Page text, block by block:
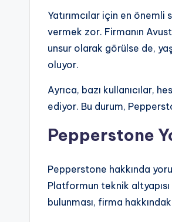
Yatırımcılar için en
vermek zor. Firmanın
unsur olarak görülse de,
oluyor.
Ayrıca, bazı kullanıcılar,
ediyor. Bu durum,
Pepperstone
Pepperstone hakkında
Platformun teknik
bulunması, firma